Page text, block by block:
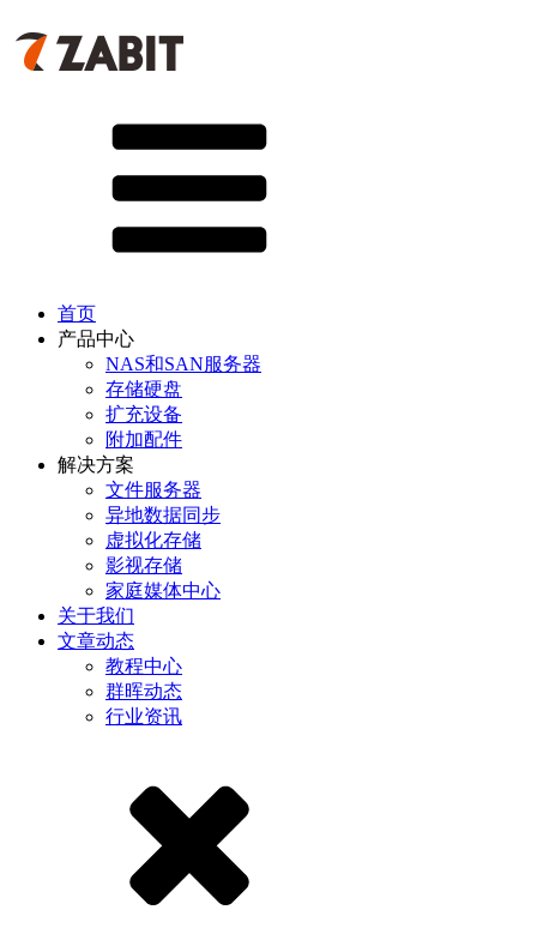
首页
产品中心
NAS和SAN服务器
存储硬盘
扩充设备
附加配件
解决方案
文件服务器
异地数据同步
虚拟化存储
影视存储
家庭媒体中心
关于我们
文章动态
教程中心
群晖动态
行业资讯